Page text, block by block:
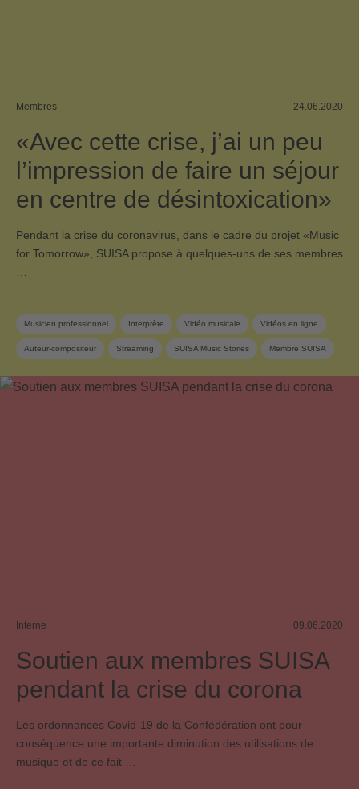
Membres 24.06.2020
«Avec cette crise, j’ai un peu
l’impression de faire un séjour
en centre de désintoxication»
Pendant la crise du coronavirus, dans le cadre du projet «Music
for Tomorrow», SUISA propose à quelques-uns de ses membres
Musicien professionnel Interprète Vidéo musicale Vidéos en ligne
Auteur-compositeur Streaming SUISA Music Stories Membre SUISA
Interne 09.06.2020
Soutien aux membres SUISA
pendant la crise du corona
Les ordonnances Covid-19 de la Confédération ont pour
conséquence une importante diminution des utilisations de
musique et de ce fait …